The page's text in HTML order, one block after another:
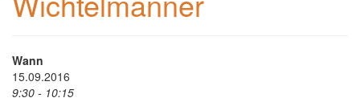
Wann
15.09.2016
9:30 - 10:15